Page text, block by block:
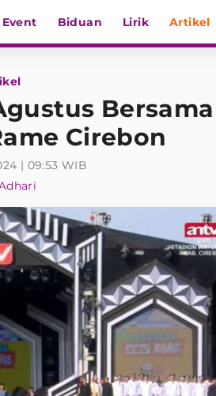
Event Biduan Lirik Artikel
Bersama
Cirebon
| 09:53 WIB